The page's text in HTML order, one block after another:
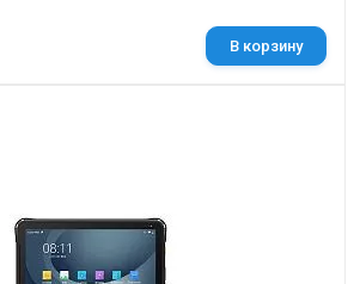
В корзину